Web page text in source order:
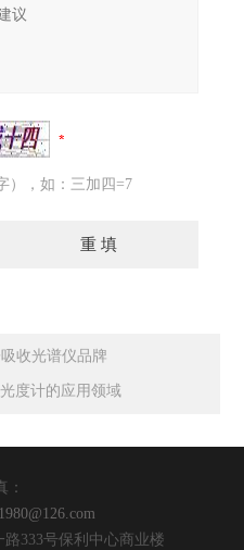
），如：三加四=7
收光谱仪品牌
度计的应用领域
：
333号保利中心商业楼